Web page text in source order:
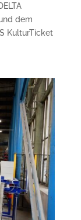
dem
KulturTicket